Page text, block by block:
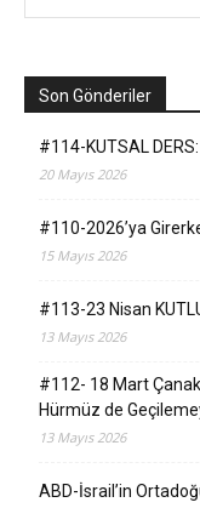
Son Gönderiler
#114-KUTSAL
20 Mayıs 2026
#110-2026’ya
15 Mayıs 2026
#113-23 Nisan
13 Mayıs 2026
#112- 18 Mart
Hürmüz de
13 Mayıs 2026
ABD-İsrail’in